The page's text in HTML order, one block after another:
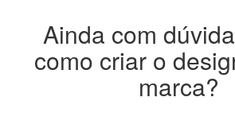
Ainda com
como criar o
marca?